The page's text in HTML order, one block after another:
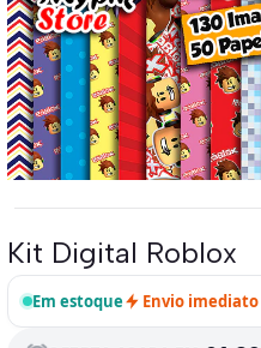
Kit Digital Roblox
Em estoque Envio imediato